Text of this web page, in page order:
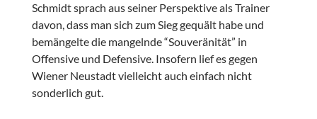
Schmidt sprach aus seiner Perspektive als Trainer
davon, dass man sich zum Sieg gequält habe und
bemängelte die mangelnde “Souveränität” in
Offensive und Defensive. Insofern lief es gegen
Wiener Neustadt vielleicht auch einfach nicht
sonderlich gut.